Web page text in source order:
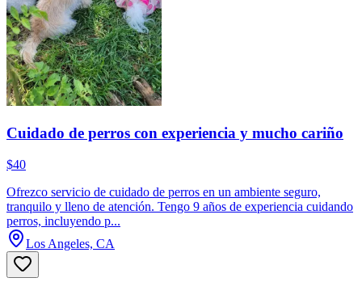
Cuidado de perros con experiencia y mucho cariño
$40
Ofrezco servicio de cuidado de perros en un ambiente seguro,
tranquilo y lleno de atención. Tengo 9 años de experiencia cuidando
perros, incluyendo p...
Los Angeles, CA